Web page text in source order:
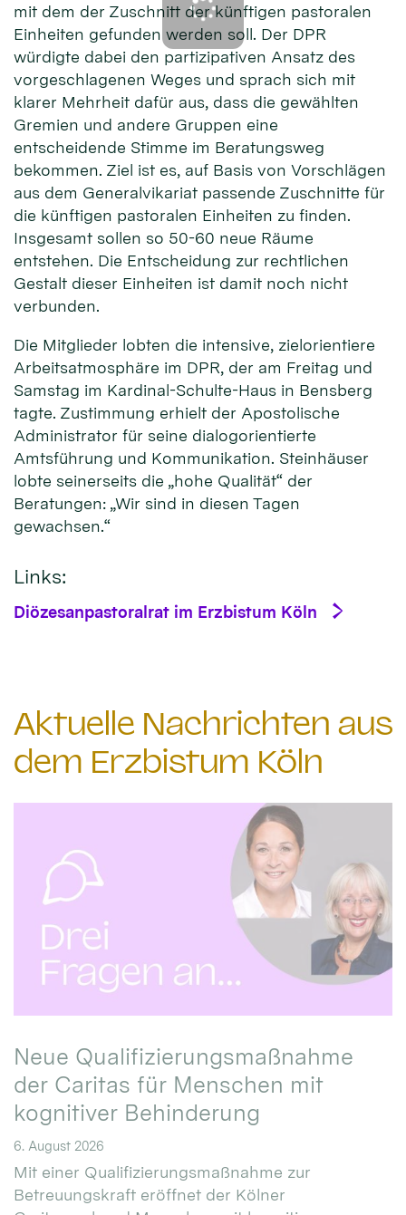
mit dem der Zuschnitt der künftigen pastoralen
Einheiten gefunden werden soll. Der DPR
würdigte dabei den partizipativen Ansatz des
vorgeschlagenen Weges und sprach sich mit
klarer Mehrheit dafür aus, dass die gewählten
Gremien und andere Gruppen eine
entscheidende Stimme im Beratungsweg
bekommen. Ziel ist es, auf Basis von Vorschlägen
aus dem Generalvikariat passende Zuschnitte für
die künftigen pastoralen Einheiten zu finden.
Insgesamt sollen so 50-60 neue Räume
entstehen. Die Entscheidung zur rechtlichen
Gestalt dieser Einheiten ist damit noch nicht
verbunden.
Die Mitglieder lobten die intensive, zielorientiere
Arbeitsatmosphäre im DPR, der am Freitag und
Samstag im Kardinal-Schulte-Haus in Bensberg
tagte. Zustimmung erhielt der Apostolische
Administrator für seine dialogorientierte
Amtsführung und Kommunikation. Steinhäuser
lobte seinerseits die „hohe Qualität“ der
Beratungen: „Wir sind in diesen Tagen
gewachsen.“
Links:
Diözesanpastoralrat im Erzbistum Köln
Aktuelle Nachrichten aus
dem Erzbistum Köln
Neue Qualifizierungsmaßnahme
der Caritas für Menschen mit
kognitiver Behinderung
6. August 2026
Mit einer Qualifizierungsmaßnahme zur
Betreuungskraft eröffnet der Kölner